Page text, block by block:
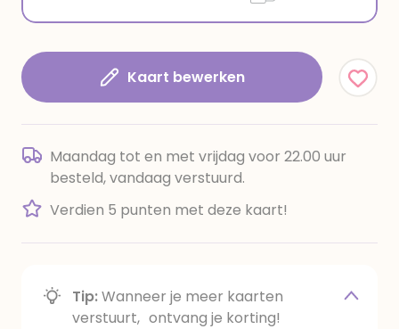
Kaart bewerken
Maandag tot en met vrijdag voor 22.00 uur
besteld, vandaag verstuurd.
Verdien 5 punten met deze kaart!
Tip:Wanneer je meer kaarten
verstuurt, ontvang je korting!